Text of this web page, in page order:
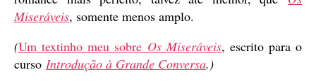
Miseráveis, somente menos amplo.
(Um textinho meu sobre Os Miseráveis, escrito para o
curso Introdução à Grande Conversa.)